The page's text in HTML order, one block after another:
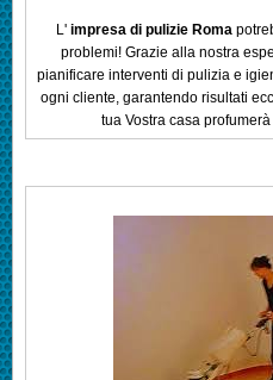
L'impresa di pulizie Roma
problemi! Grazie alla nostra
pianificare interventi di pulizia e
ogni cliente, garantendo risultati
tua Vostra casa